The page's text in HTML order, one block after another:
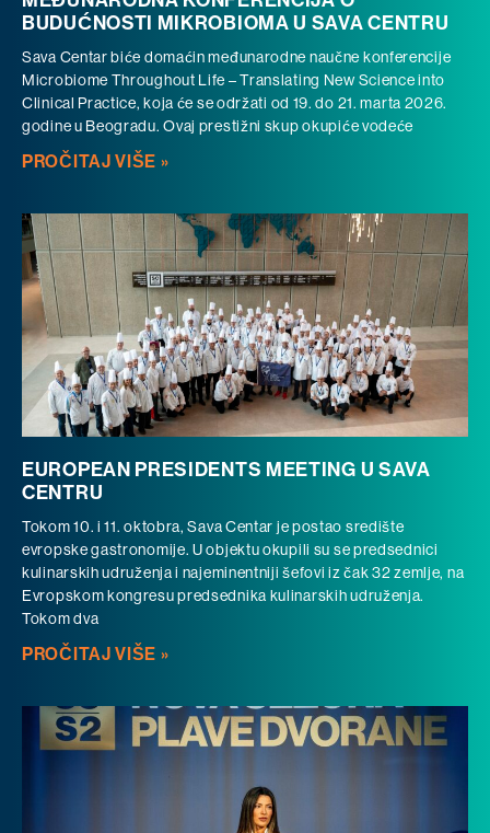
BUDUĆNOSTI MIKROBIOMA U SAVA CENTRU
Sava Centar biće domaćin međunarodne naučne konferencije
Microbiome Throughout Life – Translating New Science into
Clinical Practice, koja će se održati od 19. do 21. marta 2026.
godine u Beogradu. Ovaj prestižni skup okupiće vodeće
PROČITAJ VIŠE »
EUROPEAN PRESIDENTS MEETING U SAVA
CENTRU
Tokom 10. i 11. oktobra, Sava Centar je postao središte
evropske gastronomije. U objektu okupili su se predsednici
kulinarskih udruženja i najeminentniji šefovi iz čak 32 zemlje, na
Evropskom kongresu predsednika kulinarskih udruženja.
Tokom dva
PROČITAJ VIŠE »